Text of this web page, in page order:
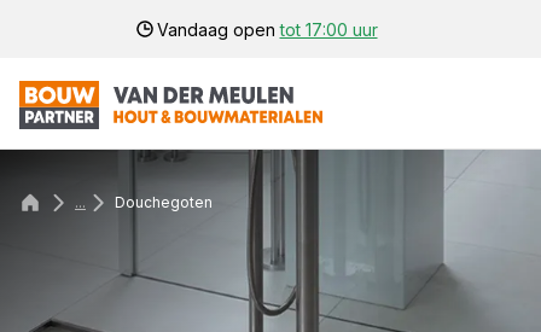
Vandaag opentot 17:00 uur
... Douchegoten